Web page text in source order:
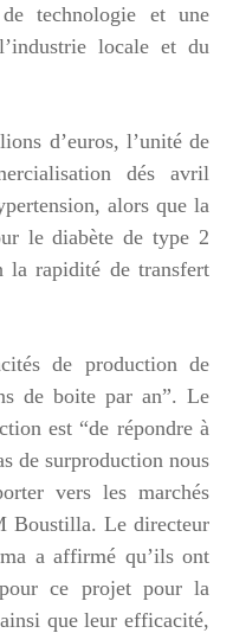
technologie et une
locale et du
d’euros, l’unité de
dés avril
alors que la
le diabète de type 2
la rapidité de transfert
de production de
de boite par an”. Le
est “de répondre à
de surproduction nous
vers les marchés
Boustilla. Le directeur
a affirmé qu’ils ont
ce projet pour la
que leur efficacité,